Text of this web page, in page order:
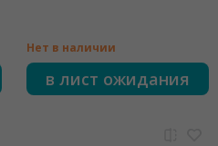
Нет в наличии
в лист ожидания